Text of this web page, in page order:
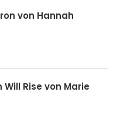
von Hannah
Will Rise von Marie